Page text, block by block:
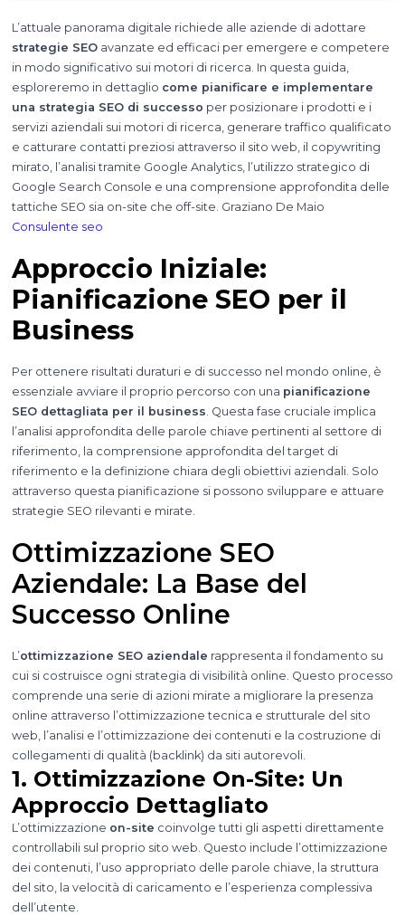
L’attuale panorama digitale richiede alle aziende di adottare
strategie SEOavanzate ed efficaci per emergere e competere
in modo significativo sui motori di ricerca. In questa guida,
esploreremo in dettaglio come pianificare e implementare
una strategia SEO di successo per posizionare i prodotti e i
servizi aziendali sui motori di ricerca, generare traffico qualificato
e catturare contatti preziosi attraverso il sito web, il copywriting
mirato, l’analisi tramite Google Analytics, l’utilizzo strategico di
Google Search Console e una comprensione approfondita delle
tattiche SEO sia on-site che off-site. Graziano De Maio
Consulente seo
Approccio Iniziale:
Pianificazione SEO per il
Business
Per ottenere risultati duraturi e di successo nel mondo online, è
essenziale avviare il proprio percorso con una pianificazione
SEO dettagliata per il business . Questa fase cruciale implica
l’analisi approfondita delle parole chiave pertinenti al settore di
riferimento, la comprensione approfondita del target di
riferimento e la definizione chiara degli obiettivi aziendali. Solo
attraverso questa pianificazione si possono sviluppare e attuare
strategie SEO rilevanti e mirate.
Ottimizzazione SEO
Aziendale: La Base del
Successo Online
L’ottimizzazione SEO aziendale rappresenta il fondamento su
cui si costruisce ogni strategia di visibilità online. Questo processo
comprende una serie di azioni mirate a migliorare la presenza
online attraverso l’ottimizzazione tecnica e strutturale del sito
web, l’analisi e l’ottimizzazione dei contenuti e la costruzione di
collegamenti di qualità (backlink) da siti autorevoli.
1. Ottimizzazione On-Site: Un
Approccio Dettagliato
L’ottimizzazione on-site coinvolge tutti gli aspetti direttamente
controllabili sul proprio sito web. Questo include l’ottimizzazione
dei contenuti, l’uso appropriato delle parole chiave, la struttura
del sito, la velocità di caricamento e l’esperienza complessiva
dell’utente.